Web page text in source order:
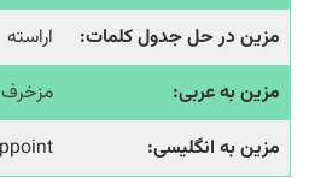
مزین در حل جدول کلمات:
اراسته
مزین به عربی:
مزخرف
مزین به انگلیسی: